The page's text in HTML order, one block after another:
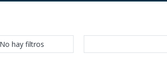
No hay filtros